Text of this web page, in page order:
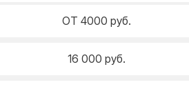
ОТ 4000 руб.
16 000 руб.